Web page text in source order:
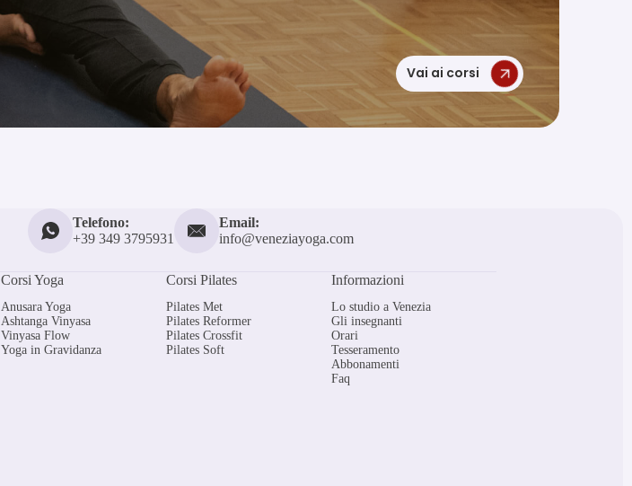
Vai ai corsi
Telefono:
+39 349 3795931
Email:
info@veneziayoga.com
Corsi Yoga
Anusara Yoga
Ashtanga Vinyasa
Vinyasa Flow
Yoga in Gravidanza
Corsi Pilates
Pilates Met
Pilates Reformer
Pilates Crossfit
Pilates Soft
Informazioni
Lo studio a Venezia
Gli insegnanti
Orari
Tesseramento
Abbonamenti
Faq